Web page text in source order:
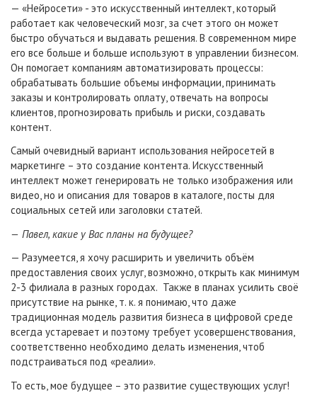
— «Нейросети» - это искусственный интеллект, который
работает как человеческий мозг, за счет этого он может
быстро обучаться и выдавать решения. В современном мире
его все больше и больше используют в управлении бизнесом.
Он помогает компаниям автоматизировать процессы:
обрабатывать большие объемы информации, принимать
заказы и контролировать оплату, отвечать на вопросы
клиентов, прогнозировать прибыль и риски, создавать
контент.
Самый очевидный вариант использования нейросетей в
маркетинге – это создание контента. Искусственный
интеллект может генерировать не только изображения или
видео, но и описания для товаров в каталоге, посты для
социальных сетей или заголовки статей.
— Павел, какие у Вас планы на будущее?
— Разумеется, я хочу расширить и увеличить объём
предоставления своих услуг, возможно, открыть как минимум
2-3 филиала в разных городах. Также в планах усилить своё
присутствие на рынке, т. к. я понимаю, что даже
традиционная модель развития бизнеса в цифровой среде
всегда устаревает и поэтому требует усовершенствования,
соответственно необходимо делать изменения, чтоб
подстраиваться под «реалии».
То есть, мое будущее – это развитие существующих услуг!